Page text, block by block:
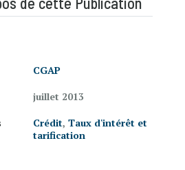
CGAP
juillet 2013
Crédit, Taux d'intérêt et
tarification